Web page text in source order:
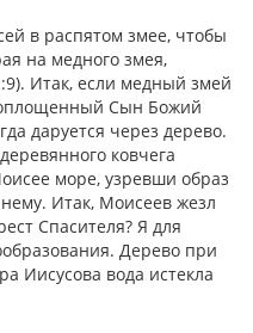
в распятом змее, чтобы
на медного змея,
Итак, если медный змей
Сын Божий
даруется через дерево.
ковчега
море, узревши образ
Итак, Моисеев жезл
Спасителя? Я для
Дерево при
Иисусова вода истекла